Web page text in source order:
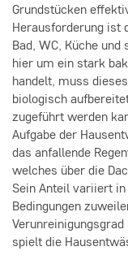
Grundstücken
Herausforderung ist
Bad, WC, Küche
hier um ein stark
handelt, muss
biologisch
zugeführt werden
Aufgabe der
das anfallende
welches über die
Sein Anteil variiert
Bedingungen
spielt die